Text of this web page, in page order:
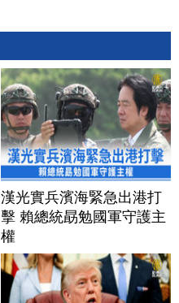
漢光實兵濱海緊急出港打
擊 賴總統勗勉國軍守護主
權